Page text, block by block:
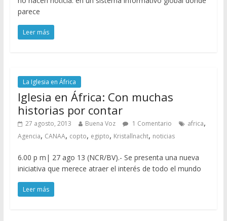
parece
Leer más
La Iglesia en África
Iglesia en África: Con muchas
historias por contar
27 agosto, 2013 Buena Voz 1 Comentario africa,
Agencia, CANAA, copto, egipto, Kristallnacht, noticias
6.00 p m| 27 ago 13 (NCR/BV).- Se presenta una nueva
iniciativa que merece atraer el interés de todo el mundo
Leer más